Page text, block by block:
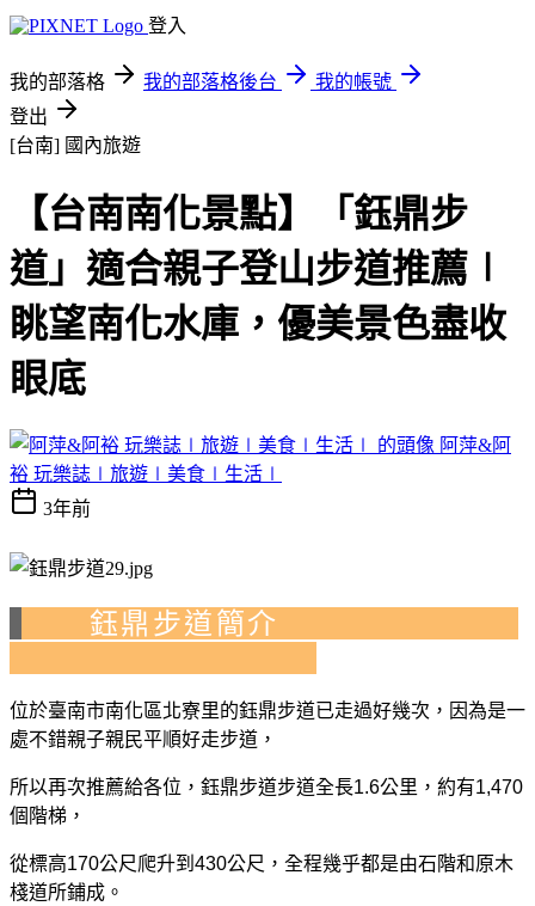
登入
我的部落格 我的部落格後台
我的帳號
登出
[台南] 國內旅遊
【台南南化景點】「鈺鼎步
道」適合親子登山步道推薦∣
眺望南化水庫，優美景色盡收
眼底
阿萍&阿
裕 玩樂誌∣旅遊∣美食∣生活∣
3年前
鈺鼎步道簡介
位於臺南市南化區北寮里的鈺鼎步道已走過好幾次 ，因為是一
處不錯親子親民平順好走步道，
所以再次推薦給各位 ， 鈺鼎步道步道全長1.6公里，約有1,470
個階梯，
從標高170公尺爬升到 430公尺，全程幾乎都是由石階和原木
棧道所鋪成。